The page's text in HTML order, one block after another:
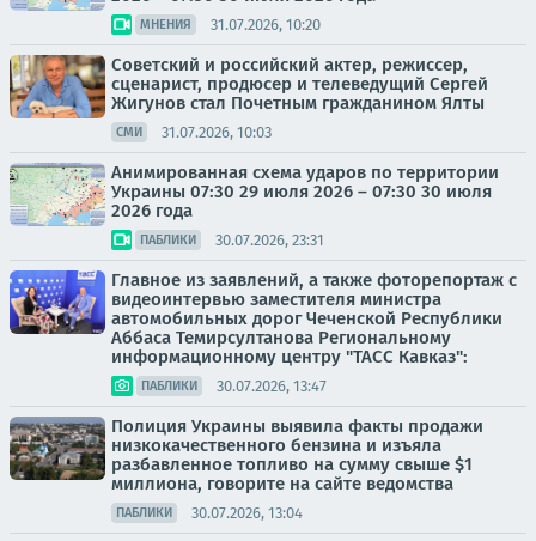
МНЕНИЯ 31.07.2026, 10:20
Советский и российский актер, режиссер,
сценарист, продюсер и телеведущий Сергей
Жигунов стал Почетным гражданином Ялты
СМИ 31.07.2026, 10:03
Анимированная схема ударов по территории
Украины 07:30 29 июля 2026 – 07:30 30 июля
2026 года
ПАБЛИКИ 30.07.2026, 23:31
Главное из заявлений, а также фоторепортаж с
видеоинтервью заместителя министра
автомобильных дорог Чеченской Республики
Аббаса Темирсултанова Региональному
информационному центру "ТАСС Кавказ":
ПАБЛИКИ 30.07.2026, 13:47
Полиция Украины выявила факты продажи
низкокачественного бензина и изъяла
разбавленное топливо на сумму свыше $1
миллиона, говорите на сайте ведомства
ПАБЛИКИ 30.07.2026, 13:04